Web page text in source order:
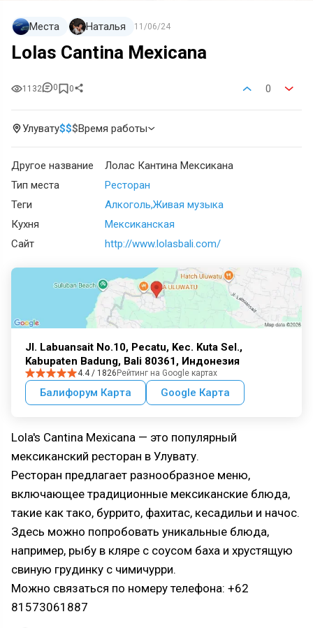
Места Наталья 11/06/24
Lolas Cantina Mexicana
1132 0 0 0
Улувату$$$Время работы
Другое название
Лолас Кантина Мексикана
Тип места
Ресторан
Теги
Алкоголь Живая музыка
Кухня
Мексиканская
Сайт
http://www.lolasbali.com/
Jl. Labuansait No.10, Pecatu, Kec. Kuta Sel.,
Kabupaten Badung, Bali 80361, Индонезия
4.4 / 1826 Рейтинг на Google картах
Балифорум Карта Google Карта
Lola's Cantina Mexicana — это популярный
мексиканский ресторан в Улувату.
Ресторан предлагает разнообразное меню,
включающее традиционные мексиканские блюда,
такие как тако, буррито, фахитас, кесадильи и начос.
Здесь можно попробовать уникальные блюда,
например, рыбу в кляре с соусом баха и хрустящую
свиную грудинку с чимичурри.
Можно связаться по номеру телефона: +62
81573061887